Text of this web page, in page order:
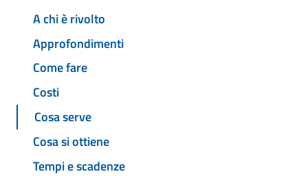
A chi è rivolto
Approfondimenti
Come fare
Costi
Cosa serve
Cosa si ottiene
Tempi e scadenze